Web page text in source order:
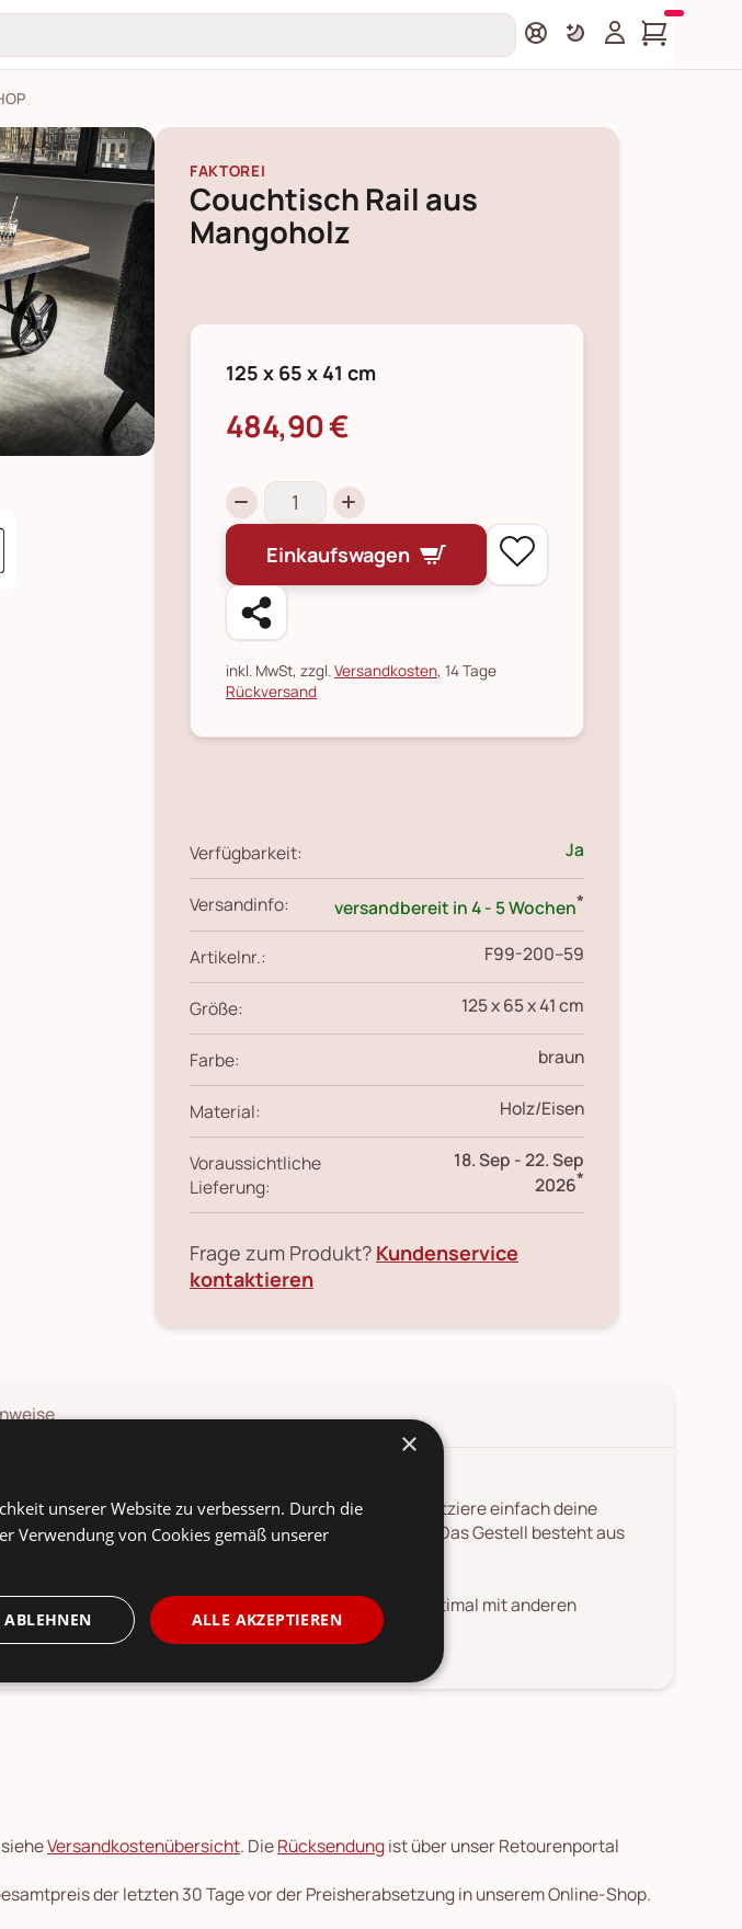
FAKTOREI
Couchtisch Rail aus
Mangoholz
125 x 65 x 41 cm
484,90 €
Einkaufswagen
inkl. MwSt, zzgl.Versandkosten, 14 Tage
Rückversand
Verfügbarkeit: Ja
Versandinfo: versandbereit in 4 - 5 Wochen*
Artikelnr.: F99-200--59
Größe: 125 x 65 x 41 cm
Farbe: braun
Material: Holz/Eisen
Voraussichtliche
Lieferung:
18. Sep -22. Sep
2026*
Frage zum Produkt? Kundenservice
kontaktieren
eine wunderschöne Tischplatte aus Mangoholz. Platziere einfach deine
Vasen auf dem Tisch und runde diesen so perfekt ab. Das Gestell besteht aus
Stil in dein heimisches Wohnzimmer und kann optimal mit anderen
werden.
sieheVersandkostenübersicht. DieRücksendungist über unser Retourenportal
der letzten 30 Tage vor der Preisherabsetzung in unserem Online-Shop.
×
unserer Website zu verbessern. Durch die
Verwendung von Cookies gemäß unserer
ALLE AKZEPTIEREN
ABLEHNEN